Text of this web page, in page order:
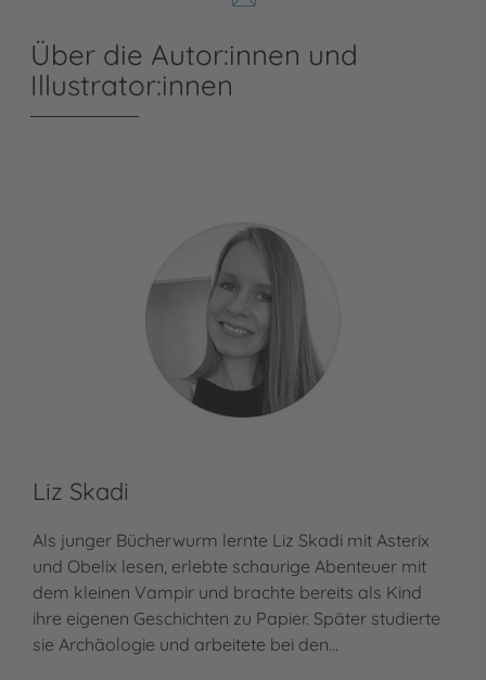
Über die Autor:innen und
Illustrator:innen
Liz Skadi
Als junger Bücherwurm lernte Liz Skadi mit Asterix
und Obelix lesen, erlebte schaurige Abenteuer mit
dem kleinen Vampir und brachte bereits als Kind
ihre eigenen Geschichten zu Papier. Später studierte
sie Archäologie und arbeitete bei den…